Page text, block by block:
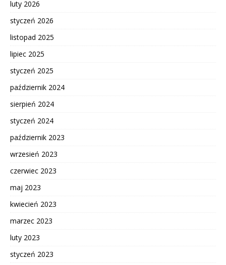
luty 2026
styczeń 2026
listopad 2025
lipiec 2025
styczeń 2025
październik 2024
sierpień 2024
styczeń 2024
październik 2023
wrzesień 2023
czerwiec 2023
maj 2023
kwiecień 2023
marzec 2023
luty 2023
styczeń 2023